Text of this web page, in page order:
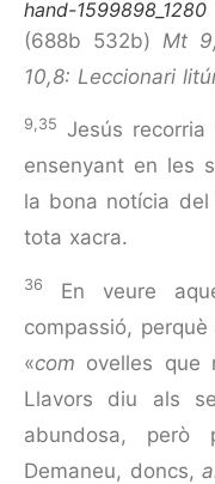
hand-1599898_1280
(688b 532b) Mt
10,8: Leccionari
9,35 Jesús
ensenyant en les
la bona notícia
tota xacra.
36
En veure
compassió,
«com ovelles que
Llavors diu als
abundosa, però
Demaneu, doncs,